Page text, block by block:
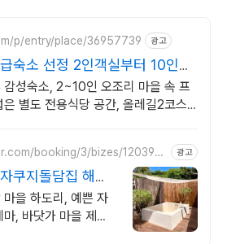
p/entry/place/36957739 광고
숙소 선정 2인객실부터 10인객
감성숙소, 2~10인 오조리 마을 속 프
별도 전용식당 공간, 올레길2코스
booking/3/bizes/120392
광고
쿠지돌담집 해녀
집을 하도리, 예쁜 자
, 바닷가 마을 제주